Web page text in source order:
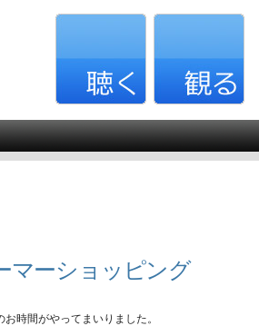
マーショッピング
時間がやってまいりました。